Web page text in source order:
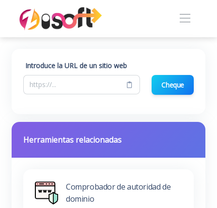
Introduce la URL de un sitio web
Cheque
Herramientas relacionadas
Comprobador de autoridad de
dominio